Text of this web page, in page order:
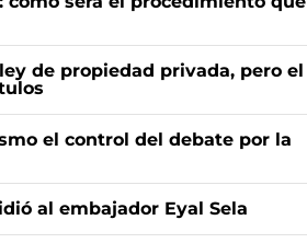
de propiedad privada, pero el
el control del debate por la
al embajador Eyal Sela